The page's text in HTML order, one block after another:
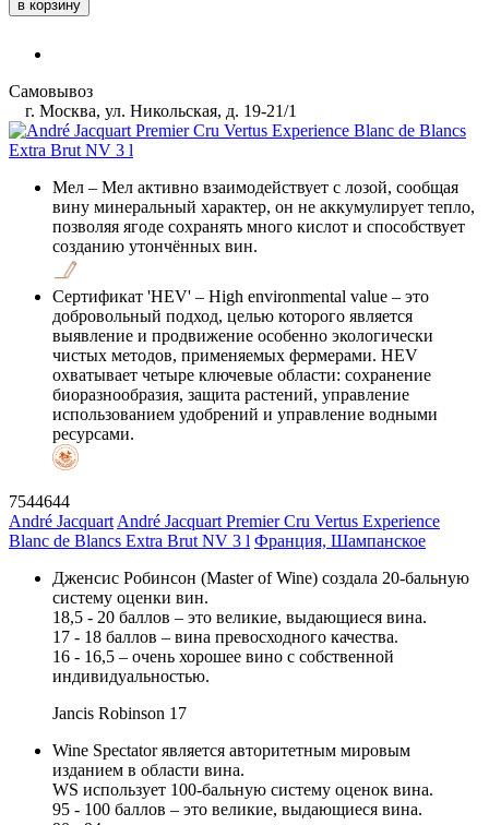
в корзину
Самовывоз
г. Москва, ул. Никольская, д. 19-21/1
Мел – Мел активно взаимодействует с лозой, сообщая
вину минеральный характер, он не аккумулирует тепло,
позволяя ягоде сохранять много кислот и способствует
созданию утончённых вин.
Сертификат 'HEV' – High environmental value – это
добровольный подход, целью которого является
выявление и продвижение особенно экологически
чистых методов, применяемых фермерами. HEV
охватывает четыре ключевые области: сохранение
биоразнообразия, защита растений, управление
использованием удобрений и управление водными
ресурсами.
7544644
André Jacquart André Jacquart Premier Cru Vertus Experience
Blanc de Blancs Extra Brut NV 3 l Франция, Шампанское
Дженсис Робинсон (Master of Wine) создала 20-бальную
систему оценки вин.
18,5 - 20 баллов – это великие, выдающиеся вина.
17 - 18 баллов – вина превосходного качества.
16 - 16,5 – очень хорошее вино с собственной
индивидуальностью.
Jancis Robinson 17
Wine Spectator является авторитетным мировым
изданием в области вина.
WS использует 100-бальную систему оценок вина.
95 - 100 баллов – это великие, выдающиеся вина.